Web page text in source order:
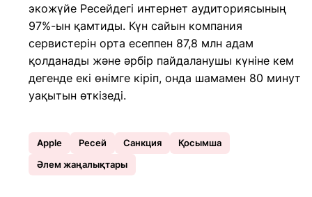
экожүйе Ресейдегі интернет аудиториясының
97%-ын қамтиды. Күн сайын компания
сервистерін орта есеппен 87,8 млн адам
қолданады және әрбір пайдаланушы күніне кем
дегенде екі өнімге кіріп, онда шамамен 80 минут
уақытын өткізеді.
Apple Ресей Санкция
Қосымша
Әлем жаңалықтары